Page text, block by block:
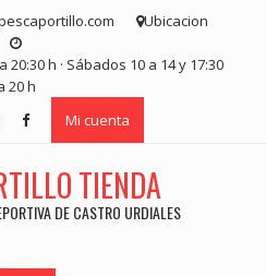
Ubicacion
20:30 h · Sábados 10 a 14 y 17:30
20 h
Mi cuenta
TIENDA
DE CASTRO URDIALES